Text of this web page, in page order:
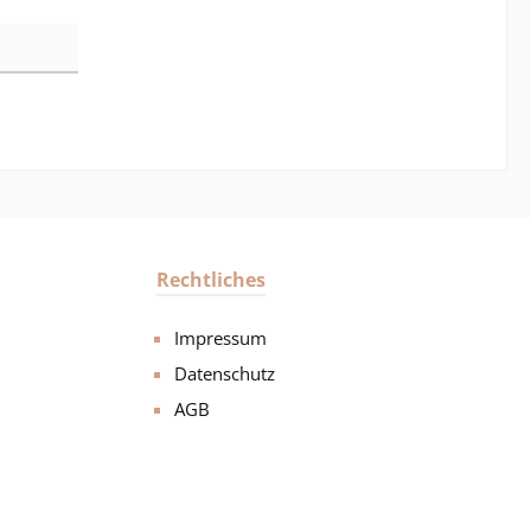
Rechtliches
Impressum
Datenschutz
AGB